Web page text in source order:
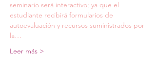
seminario será interactivo; ya que el
estudiante recibirá formularios de
autoevaluación y recursos suministrados por
la…
Leer más >